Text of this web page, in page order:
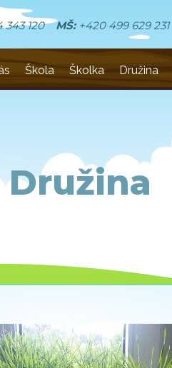
343 120 MŠ: +420 499 629 231
Škola Školka Družina
Družina